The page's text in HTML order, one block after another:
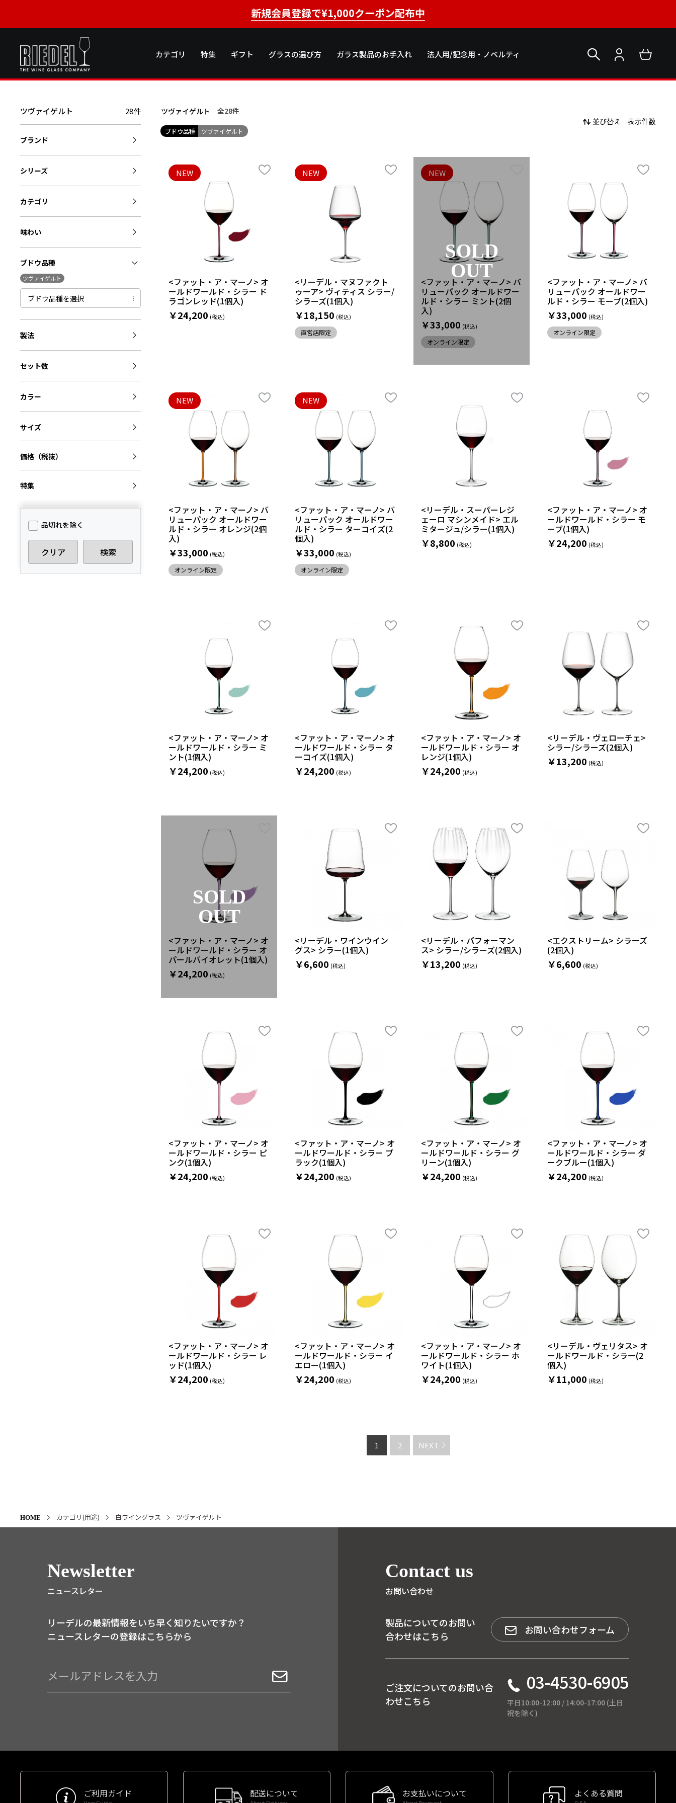
新規会員登録で¥1,000クーポン配布中
カテゴリ 特集 ギフト グラスの選び方 ガラス製品のお手入れ 法人用/記念用・ノベルティ
ツヴァイゲルト 全28件
ブドウ品種 ツヴァイゲルト
並び替え 表示件数
<ファット・ア・マーノ> オ
ールドワールド・シラー ド
ラゴンレッド(1個入)
￥24,200
NEW
<リーデル・マヌファクト
ゥーア> ヴィティス シラー/
シラーズ(1個入)
￥18,150
NEW
直営店限定
<ファット・ア・マーノ> バ
リューパック オールドワー
ルド・シラー ミント(2個
入)
￥33,000
NEW
オンライン限定
SOLD
OUT
<ファット・ア・マーノ> バ
リューパック オールドワー
ルド・シラー モーブ(2個入)
￥33,000
オンライン限定
<ファット・ア・マーノ> バ
リューパック オールドワー
ルド・シラー オレンジ(2個
入)
￥33,000
NEW
オンライン限定
<ファット・ア・マーノ> バ
リューパック オールドワー
ルド・シラー ターコイズ(2
個入)
￥33,000
NEW
オンライン限定
<リーデル・スーパーレジ
ェーロ マシンメイド> エル
ミタージュ/シラー(1個入)
￥8,800
<ファット・ア・マーノ> オ
ールドワールド・シラー モ
ーブ(1個入)
￥24,200
<ファット・ア・マーノ> オ
ールドワールド・シラー ミ
ント(1個入)
￥24,200
<ファット・ア・マーノ> オ
ールドワールド・シラー タ
ーコイズ(1個入)
￥24,200
<ファット・ア・マーノ> オ
ールドワールド・シラー オ
レンジ(1個入)
￥24,200
<リーデル・ヴェローチェ>
シラー/シラーズ(2個入)
￥13,200
<ファット・ア・マーノ> オ
ールドワールド・シラー オ
パールバイオレット(1個入)
￥24,200
SOLD
OUT
<リーデル・ワインウイン
グス> シラー(1個入)
￥6,600
<リーデル・パフォーマン
ス> シラー/シラーズ(2個入)
￥13,200
<エクストリーム> シラーズ
(2個入)
￥6,600
<ファット・ア・マーノ> オ
ールドワールド・シラー ピ
ンク(1個入)
￥24,200
<ファット・ア・マーノ> オ
ールドワールド・シラー ブ
ラック(1個入)
￥24,200
<ファット・ア・マーノ> オ
ールドワールド・シラー グ
リーン(1個入)
￥24,200
<ファット・ア・マーノ> オ
ールドワールド・シラー ダ
ークブルー(1個入)
￥24,200
<ファット・ア・マーノ> オ
ールドワールド・シラー レ
ッド(1個入)
￥24,200
<ファット・ア・マーノ> オ
ールドワールド・シラー イ
エロー(1個入)
￥24,200
<ファット・ア・マーノ> オ
ールドワールド・シラー ホ
ワイト(1個入)
￥24,200
<リーデル・ヴェリタス> オ
ールドワールド・シラー(2
個入)
￥11,000
1 2 NEXT
ツヴァイゲルト 28件
ブランド
シリーズ
カテゴリ
味わい
ブドウ品種
ツヴァイゲルト
ブドウ品種を選択
製法
セット数
カラー
サイズ
価格（税抜）
特集
品切れを除く
クリア 検索
HOME カテゴリ(用途) 白ワイングラス ツヴァイゲルト
Newsletter
ニュースレター
リーデルの最新情報をいち早く知りたいですか？
ニュースレターの登録はこちらから
Contact us
お問い合わせ
製品についてのお問い
合わせはこちら
お問い合わせフォーム
ご注文についてのお問い合
わせこちら
03-4530-6905
平日10:00-12:00 / 14:00-17:00 (土日
祝を除く)
ご利用ガイド 配送について お支払いについて よくある質問